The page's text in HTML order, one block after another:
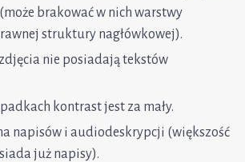
brakować w nich warstwy
struktury nagłówkowej).
nie posiadają tekstów
kontrast jest za mały.
napisów i audiodeskrypcji (większość
już napisy).